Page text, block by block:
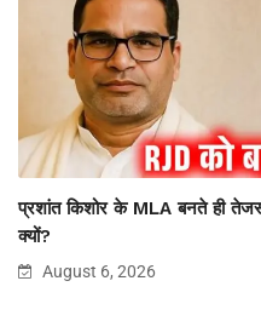
प्रशांत किशोर के MLA बनते ही
क्यों?
August 6, 2026